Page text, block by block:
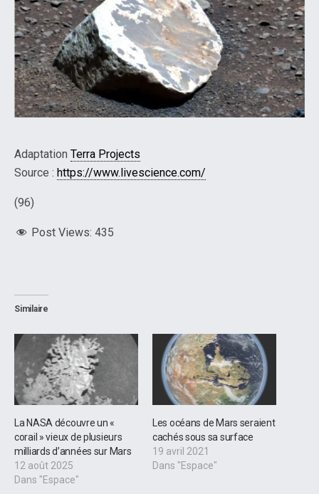
Adaptation Terra Projects
Source : https://www.livescience.com/
(96)
Post Views: 435
Similaire
La NASA découvre un «
corail » vieux de plusieurs
milliards d’années sur Mars
12 août 2025
Dans "Espace"
Les océans de Mars seraient
cachés sous sa surface
19 avril 2021
Dans "Espace"